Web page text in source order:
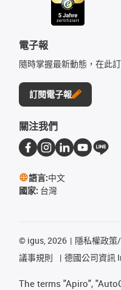
電子報
隨時掌握最新動態，在此
訂閱電子報
關注我們
語言:中文
國家: 台灣
© igus, 2026 隱私權政策
議事規則
德國公司資訊
The terms "Apiro",